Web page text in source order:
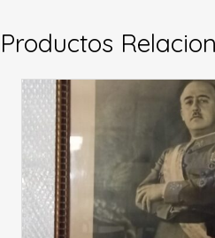
Productos